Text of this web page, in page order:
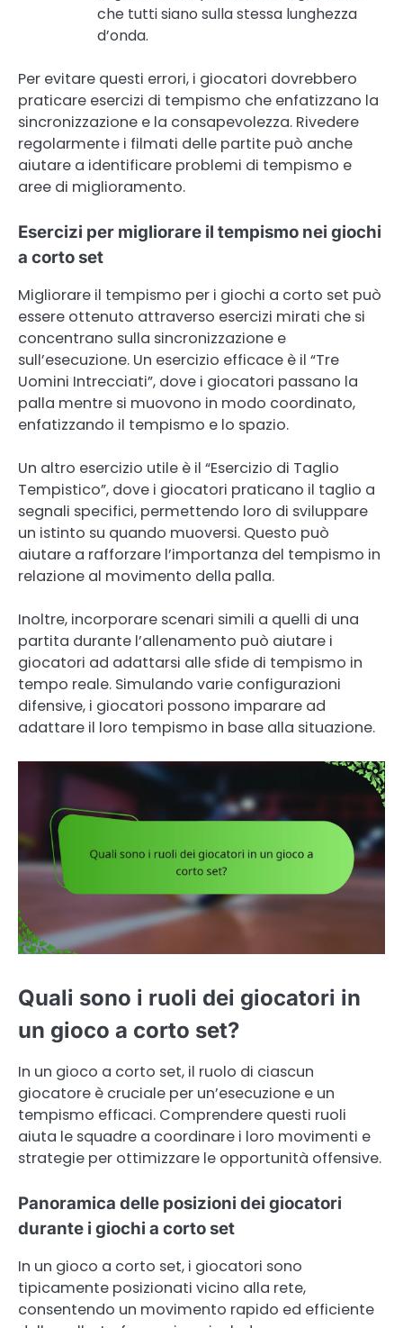
che tutti siano sulla stessa lunghezza
d’onda.
Per evitare questi errori, i giocatori dovrebbero
praticare esercizi di tempismo che enfatizzano la
sincronizzazione e la consapevolezza. Rivedere
regolarmente i filmati delle partite può anche
aiutare a identificare problemi di tempismo e
aree di miglioramento.
Esercizi per migliorare il tempismo nei giochi
a corto set
Migliorare il tempismo per i giochi a corto set può
essere ottenuto attraverso esercizi mirati che si
concentrano sulla sincronizzazione e
sull’esecuzione. Un esercizio efficace è il “Tre
Uomini Intrecciati”, dove i giocatori passano la
palla mentre si muovono in modo coordinato,
enfatizzando il tempismo e lo spazio.
Un altro esercizio utile è il “Esercizio di Taglio
Tempistico”, dove i giocatori praticano il taglio a
segnali specifici, permettendo loro di sviluppare
un istinto su quando muoversi. Questo può
aiutare a rafforzare l’importanza del tempismo in
relazione al movimento della palla.
Inoltre, incorporare scenari simili a quelli di una
partita durante l’allenamento può aiutare i
giocatori ad adattarsi alle sfide di tempismo in
tempo reale. Simulando varie configurazioni
difensive, i giocatori possono imparare ad
adattare il loro tempismo in base alla situazione.
Quali sono i ruoli dei giocatori in
un gioco a corto set?
In un gioco a corto set, il ruolo di ciascun
giocatore è cruciale per un’esecuzione e un
tempismo efficaci. Comprendere questi ruoli
aiuta le squadre a coordinare i loro movimenti e
strategie per ottimizzare le opportunità offensive.
Panoramica delle posizioni dei giocatori
durante i giochi a corto set
In un gioco a corto set, i giocatori sono
tipicamente posizionati vicino alla rete,
consentendo un movimento rapido ed efficiente